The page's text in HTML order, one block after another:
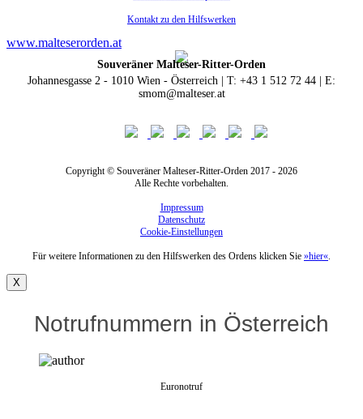
Kontakt zu den Hilfswerken
www.malteserorden.at
Souveräner Malteser-Ritter-Orden
Johannesgasse 2 - 1010 Wien - Österreich | T: +43 1 512 72 44 | E:
smom@malteser.at
Copyright © Souveräner Malteser-Ritter-Orden 2017 - 2026
Alle Rechte vorbehalten.
Impressum
Datenschutz
Cookie-Einstellungen
Für weitere Informationen zu den Hilfswerken des Ordens klicken Sie »hier«
X
Notrufnummern in Österreich
Euronotruf